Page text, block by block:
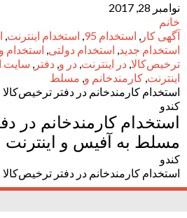
نوامبر 28, 2017
خانم
آگهی کار , استخدام 95 , استخدام اینترنت,
استخدام جدید, استخدام دولتی, استخدام و
ترخیص‌کالا, در اینترنت, در و, دفتر , سایت
اینترنت, کارمندخانم و, مسلط
استخدام کارمندخانم در دفتر
کندو
استخدام کارمندخانم در
مسلط به آفیس و اینترنت
کندو
استخدام کارمندخانم در دفتر